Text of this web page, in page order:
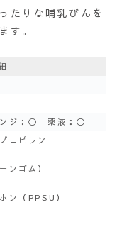
たりな哺乳びんを
す。
ジ：〇 薬液：〇
ロピレン
ンゴム）
ン（PPSU）